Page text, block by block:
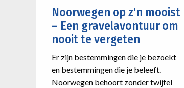
Noorwegen op z'n mooist
– Een gravelavontuur om
nooit te vergeten
Er zijn bestemmingen die je bezoekt
en bestemmingen die je beleeft.
Noorwegen behoort zonder twijfel